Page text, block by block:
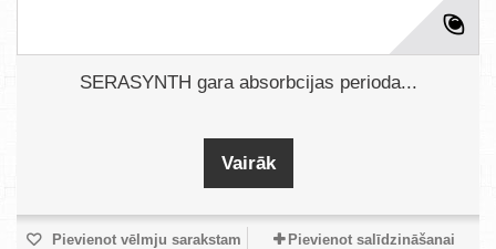
SERASYNTH gara absorbcijas perioda...
Vairāk
Pievienot vēlmju sarakstam Pievienot salīdzināšanai